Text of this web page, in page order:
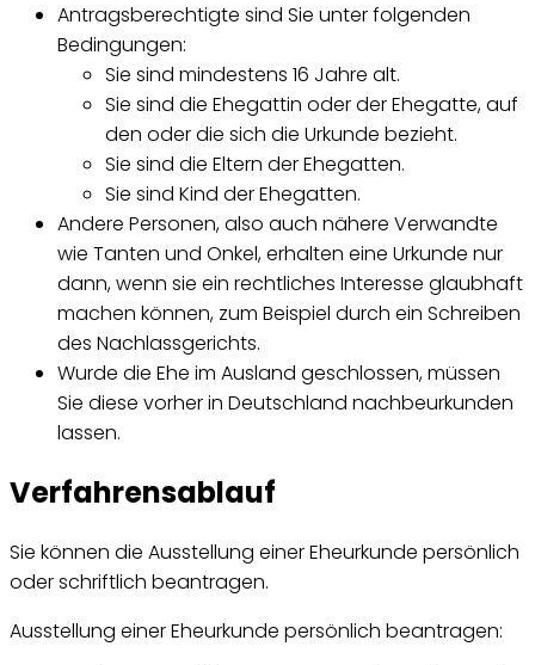
Antragsberechtigte sind Sie unter folgenden
Bedingungen:
Sie sind mindestens 16 Jahre alt.
Sie sind die Ehegattin oder der Ehegatte, auf
den oder die sich die Urkunde bezieht.
Sie sind die Eltern der Ehegatten.
Sie sind Kind der Ehegatten.
Andere Personen, also auch nähere Verwandte
wie Tanten und Onkel, erhalten eine Urkunde nur
dann, wenn sie ein rechtliches Interesse glaubhaft
machen können, zum Beispiel durch ein Schreiben
des Nachlassgerichts.
Wurde die Ehe im Ausland geschlossen, müssen
Sie diese vorher in Deutschland nachbeurkunden
lassen.
Verfahrensablauf
Sie können die Ausstellung einer Eheurkunde persönlich
oder schriftlich beantragen.
Ausstellung einer Eheurkunde persönlich beantragen: